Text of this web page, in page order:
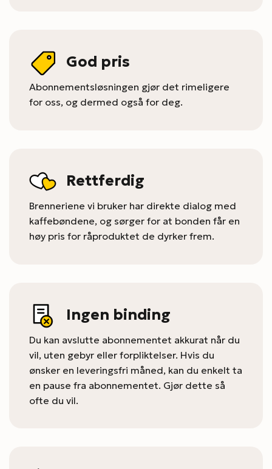
God pris
Abonnementsløsningen gjør det rimeligere
for oss, og dermed også for deg.
Rettferdig
Brenneriene vi bruker har direkte dialog med
kaffebøndene, og sørger for at bonden får en
høy pris for råproduktet de dyrker frem.
Ingen binding
Du kan avslutte abonnementet akkurat når du
vil, uten gebyr eller forpliktelser. Hvis du
ønsker en leveringsfri måned, kan du enkelt ta
en pause fra abonnementet. Gjør dette så
ofte du vil.